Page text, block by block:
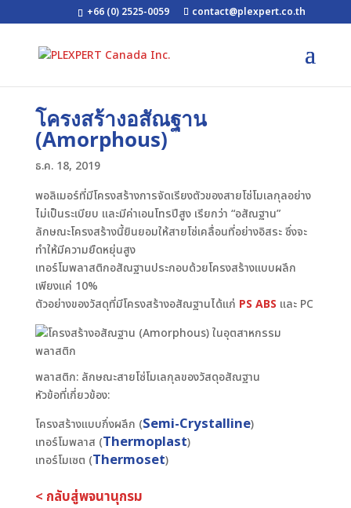
+66 (0) 2525-0059 contact@plexpert.co.th
โครงสร้างอสัณฐาน
(Amorphous)
ธ.ค. 18, 2019
พอลิเมอร์ที่มีโครงสร้างการจัดเรียงตัวของสายโซ่โมเลกุลอย่าง
ไม่เป็นระเบียบ และมีค่าเอนโทรปีสูง เรียกว่า “อสัณฐาน”
ลักษณะโครงสร้างนี้ยินยอมให้สายโซ่เคลื่อนที่อย่างอิสระ ซึ่งจะ
ทำให้มีความยืดหยุ่นสูง
เทอร์โมพลาสติกอสัณฐานประกอบด้วยโครงสร้างแบบผลึก
เพียงแค่ 10%
ตัวอย่างของวัสดุที่มีโครงสร้างอสัณฐานได้แก่ PS ABS และ PC
พลาสติก: ลักษณะสายโซ่โมเลกุลของวัสดุอสัณฐาน
หัวข้อที่เกี่ยวข้อง:
โครงสร้างแบบกึ่งผลึก (Semi-Crystalline)
เทอร์โมพลาส (Thermoplast)
เทอร์โมเซต (Thermoset)
< กลับสู่พจนานุกรม